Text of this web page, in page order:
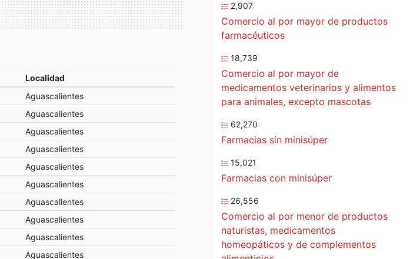
Localidad
Aguascalientes
Aguascalientes
Aguascalientes
Aguascalientes
Aguascalientes
Aguascalientes
Aguascalientes
Aguascalientes
Aguascalientes
Aguascalientes
2,907
Comercio al por mayor de productos
farmacéuticos
18,739
Comercio al por mayor de
medicamentos veterinarios y alimentos
para animales, excepto mascotas
62,270
Farmacias sin minisúper
15,021
Farmacias con minisúper
26,556
Comercio al por menor de productos
naturistas, medicamentos
homeopáticos y de complementos